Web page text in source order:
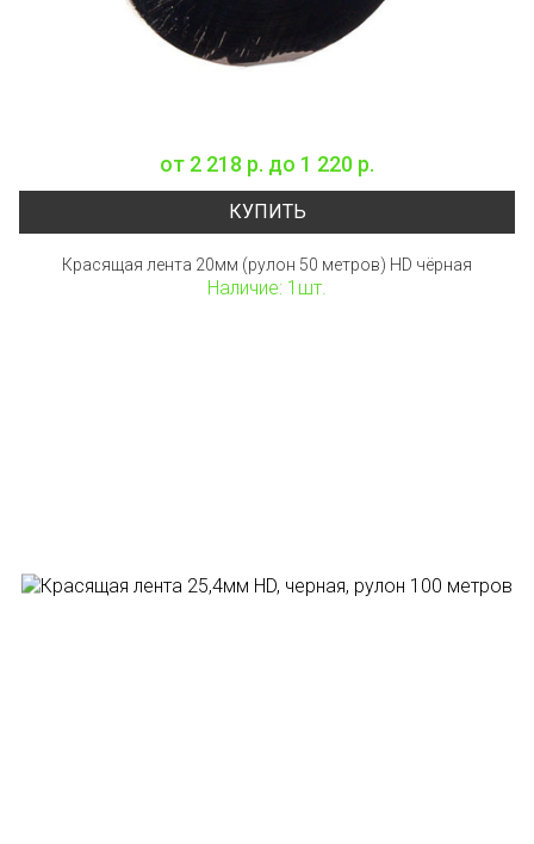
от 2 218 р. до 1 220 р.
КУПИТЬ
Красящая лента 20мм (рулон 50 метров) HD чёрная
Наличие: 1шт.